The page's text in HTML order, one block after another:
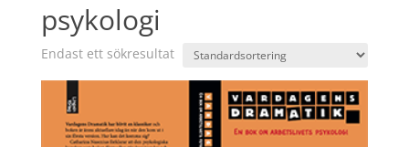
psykologi
Endast ett sökresultat